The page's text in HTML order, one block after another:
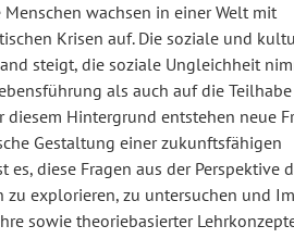
wachsen in einer Welt mit
Krisen auf. Die soziale und
steigt, die soziale Ungleichheit
als auch auf die
Hintergrund entstehen neue
Gestaltung einer zukunftsfähigen
diese Fragen aus der Perspektive
explorieren, zu untersuchen und
sowie theoriebasierter